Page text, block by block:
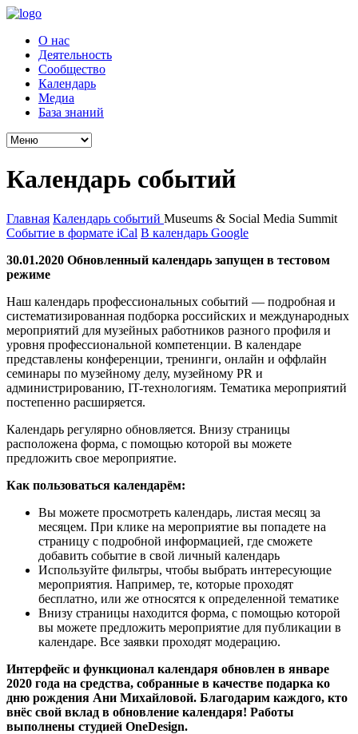
О нас
Деятельность
Сообщество
Календарь
Медиа
База знаний
Календарь событий
Главная Календарь событий Museums & Social Media Summit
Событие в формате iCal В календарь Google
30.01.2020 Обновленный календарь запущен в тестовом
режиме
Наш календарь профессиональных событий — подробная и
систематизированная подборка российских и международных
мероприятий для музейных работников разного профиля и
уровня профессиональной компетенции. В календаре
представлены конференции, тренинги, онлайн и оффлайн
семинары по музейному делу, музейному PR и
администрированию, IT-технологиям. Тематика мероприятий
постепенно расширяется.
Календарь регулярно обновляется. Внизу страницы
расположена форма, с помощью которой вы можете
предложить свое мероприятие.
Как пользоваться календарём:
Вы можете просмотреть календарь, листая месяц за
месяцем. При клике на мероприятие вы попадете на
страницу с подробной информацией, где сможете
добавить событие в свой личный календарь
Используйте фильтры, чтобы выбрать интересующие
мероприятия. Например, те, которые проходят
бесплатно, или же относятся к определенной тематике
Внизу страницы находится форма, с помощью которой
вы можете предложить мероприятие для публикации в
календаре. Все заявки проходят модерацию.
Интерфейс и функционал календаря обновлен в январе
2020 года на средства, собранные в качестве подарка ко
дню рождения Ани Михайловой. Благодарим каждого, кто
внёс свой вклад в обновление календаря! Работы
выполнены студией OneDesign.